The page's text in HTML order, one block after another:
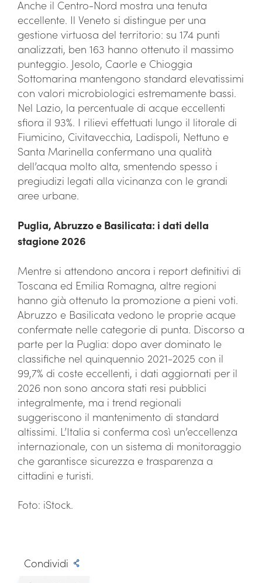
Anche il Centro-Nord mostra una tenuta
eccellente. Il Veneto si distingue per una
gestione virtuosa del territorio: su 174 punti
analizzati, ben 163 hanno ottenuto il massimo
punteggio. Jesolo, Caorle e Chioggia
Sottomarina mantengono standard elevatissimi
con valori microbiologici estremamente bassi.
Nel Lazio, la percentuale di acque eccellenti
sfiora il 93%. I rilievi effettuati lungo il litorale di
Fiumicino, Civitavecchia, Ladispoli, Nettuno e
Santa Marinella confermano una qualità
dell’acqua molto alta, smentendo spesso i
pregiudizi legati alla vicinanza con le grandi
aree urbane.
Puglia, Abruzzo e Basilicata: i dati della
stagione 2026
Mentre si attendono ancora i report definitivi di
Toscana ed Emilia Romagna, altre regioni
hanno già ottenuto la promozione a pieni voti.
Abruzzo e Basilicata vedono le proprie acque
confermate nelle categorie di punta. Discorso a
parte per la Puglia: dopo aver dominato le
classifiche nel quinquennio 2021-2025 con il
99,7% di coste eccellenti, i dati aggiornati per il
2026 non sono ancora stati resi pubblici
integralmente, ma i trend regionali
suggeriscono il mantenimento di standard
altissimi. L’Italia si conferma così un’eccellenza
internazionale, con un sistema di monitoraggio
che garantisce sicurezza e trasparenza a
cittadini e turisti.
Foto: iStock.
Condividi